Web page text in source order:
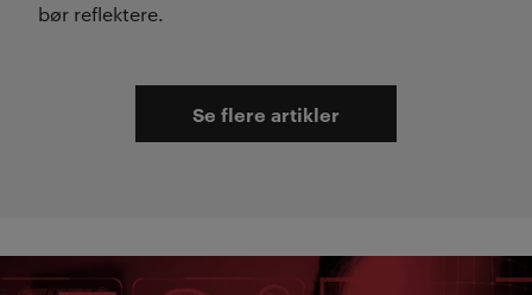
bør reflektere.
Se flere artikler